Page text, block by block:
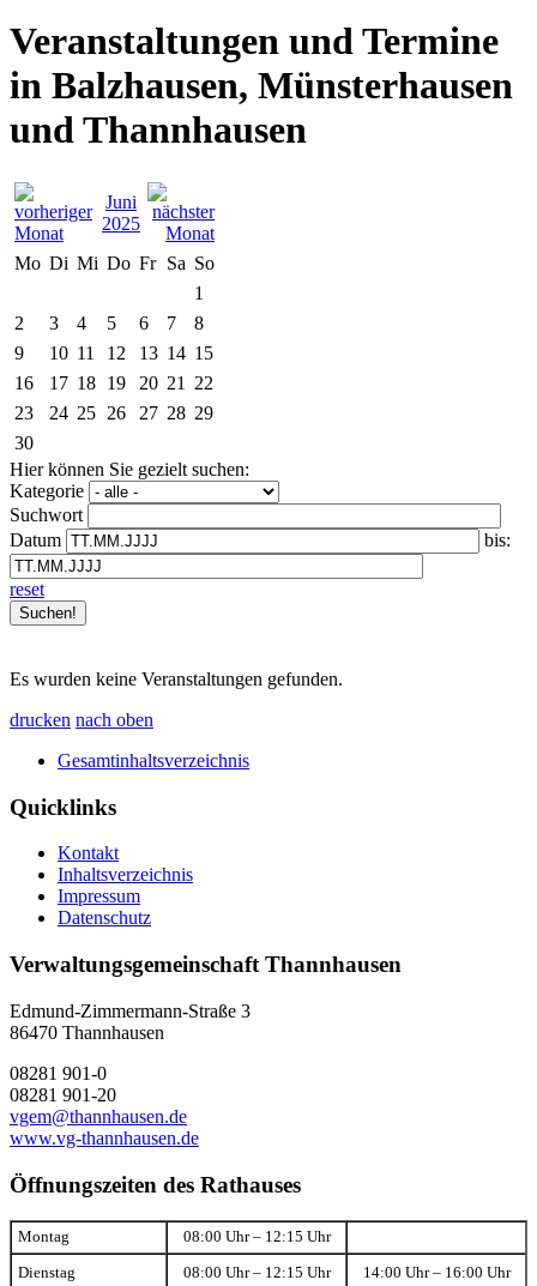
Veranstaltungen und Termine
in Balzhausen, Münsterhausen
und Thannhausen
Juni
2025
Mo Di Mi Do Fr Sa So
1
2
3 4 5 6 7
8
9
10 11 12 13 14 15
16
17 18 19 20 21
22
23
24 25 26 27 28 29
30
Hier können Sie gezielt suchen:
Kategorie
Suchwort
Datum
bis:
reset
Es wurden keine Veranstaltungen gefunden.
drucken nach oben
Gesamtinhaltsverzeichnis
Quicklinks
Kontakt
Inhaltsverzeichnis
Impressum
Datenschutz
Verwaltungsgemeinschaft Thannhausen
Edmund-Zimmermann-Straße 3
86470 Thannhausen
08281 901-0
08281 901-20
vgem@thannhausen.de
www.vg-thannhausen.de
Öffnungszeiten des Rathauses
Montag 08:00 Uhr – 12:15 Uhr
Dienstag 08:00 Uhr – 12:15 Uhr 14:00 Uhr – 16:00 Uhr